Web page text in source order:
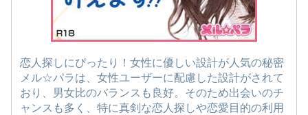
恋人探しにぴったり！女性に優しい設計が人気の秘密
メル☆パラは、女性ユーザーに配慮した設計がされて
おり、男女比のバランスも良好。そのため出会いのチ
ャンスも多く、特に真剣な恋人探しや恋愛目的の利用